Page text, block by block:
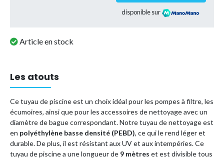
disponible sur
Article en stock
Les atouts
Ce tuyau de piscine est un choix idéal pour les pompes à filtre, les
écumoires, ainsi que pour les accessoires de nettoyage avec un
diamètre de bague correspondant. Notre tuyau de nettoyage est
en polyéthylène basse densité (PEBD), ce qui le rend léger et
durable. De plus, il est résistant aux UV et aux intempéries. Ce
tuyau de piscine a une longueur de 9 mètres et est divisible tous